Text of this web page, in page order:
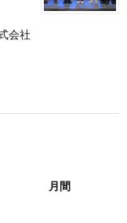
会社
月間